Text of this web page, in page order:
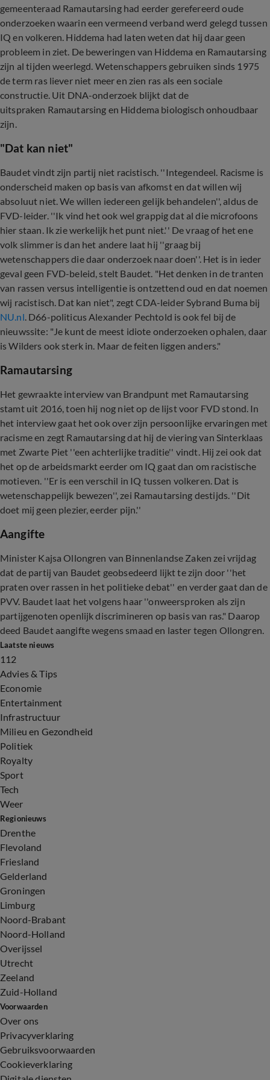
gemeenteraad Ramautarsing had eerder gerefereerd oude
onderzoeken waarin een vermeend verband werd gelegd tussen
IQ en volkeren. Hiddema had laten weten dat hij daar geen
probleem in ziet. De beweringen van Hiddema en Ramautarsing
zijn al tijden weerlegd. Wetenschappers gebruiken sinds 1975
de term ras liever niet meer en zien ras als een sociale
constructie. Uit DNA-onderzoek blijkt dat de
uitspraken Ramautarsing en Hiddema biologisch onhoudbaar
zijn.
"Dat kan niet"
Baudet vindt zijn partij niet racistisch. ''Integendeel. Racisme is
onderscheid maken op basis van afkomst en dat willen wij
absoluut niet. We willen iedereen gelijk behandelen'', aldus de
FVD-leider. ''Ik vind het ook wel grappig dat al die microfoons
hier staan. Ik zie werkelijk het punt niet.'' De vraag of het ene
volk slimmer is dan het andere laat hij ''graag bij
wetenschappers die daar onderzoek naar doen''. Het is in ieder
geval geen FVD-beleid, stelt Baudet. "Het denken in de tranten
van rassen versus intelligentie is ontzettend oud en dat noemen
wij racistisch. Dat kan niet", zegt CDA-leider Sybrand Buma bij
NU.nl. D66-politicus Alexander Pechtold is ook fel bij de
nieuwssite: "Je kunt de meest idiote onderzoeken ophalen, daar
is Wilders ook sterk in. Maar de feiten liggen anders."
Ramautarsing
Het gewraakte interview van Brandpunt met Ramautarsing
stamt uit 2016, toen hij nog niet op de lijst voor FVD stond. In
het interview gaat het ook over zijn persoonlijke ervaringen met
racisme en zegt Ramautarsing dat hij de viering van Sinterklaas
met Zwarte Piet ''een achterlijke traditie'' vindt. Hij zei ook dat
het op de arbeidsmarkt eerder om IQ gaat dan om racistische
motieven. ''Er is een verschil in IQ tussen volkeren. Dat is
wetenschappelijk bewezen'', zei Ramautarsing destijds. ''Dit
doet mij geen plezier, eerder pijn.''
Aangifte
Minister Kajsa Ollongren van Binnenlandse Zaken zei vrijdag
dat de partij van Baudet geobsedeerd lijkt te zijn door ''het
praten over rassen in het politieke debat'' en verder gaat dan de
PVV. Baudet laat het volgens haar ''onweersproken als zijn
partijgenoten openlijk discrimineren op basis van ras." Daarop
deed Baudet aangifte wegens smaad en laster tegen Ollongren.
Laatste nieuws
112
Advies & Tips
Economie
Entertainment
Infrastructuur
Milieu en Gezondheid
Politiek
Royalty
Sport
Tech
Weer
Regionieuws
Drenthe
Flevoland
Friesland
Gelderland
Groningen
Limburg
Noord-Brabant
Noord-Holland
Overijssel
Utrecht
Zeeland
Zuid-Holland
Voorwaarden
Over ons
Privacyverklaring
Gebruiksvoorwaarden
Cookieverklaring